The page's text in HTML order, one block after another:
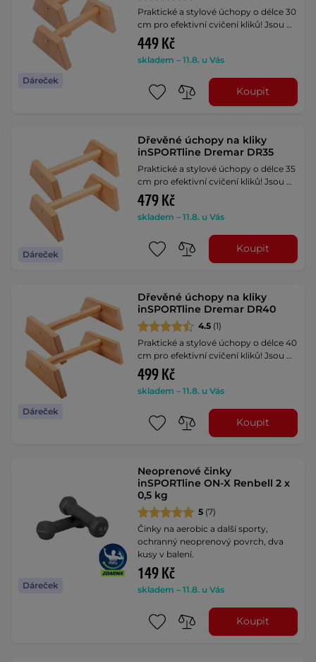
Dáreček
Praktické a stylové úchopy o délce 30
cm pro efektivní cvičení kliků! Jsou …
449 Kč
skladem – 11.8. u Vás
Koupit
Dáreček
Dřevěné úchopy na kliky
inSPORTline Dremar DR35
Praktické a stylové úchopy o délce 35
cm pro efektivní cvičení kliků! Jsou …
479 Kč
skladem – 11.8. u Vás
Koupit
Dáreček
Dřevěné úchopy na kliky
inSPORTline Dremar DR40
4.5 (1)
Praktické a stylové úchopy o délce 40
cm pro efektivní cvičení kliků! Jsou …
499 Kč
skladem – 11.8. u Vás
Koupit
Dáreček
Neoprenové činky
inSPORTline ON-X Renbell 2 x
0,5 kg
5 (7)
Činky na aerobic a další sporty,
ochranný neoprenový povrch, dva
kusy v balení.
149 Kč
skladem – 11.8. u Vás
Koupit